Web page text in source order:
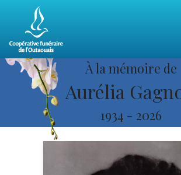
À la mémoire de
Aurélia
1934 - 2026